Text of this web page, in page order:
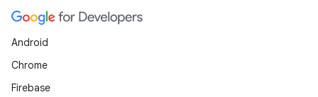
Android
Chrome
Firebase